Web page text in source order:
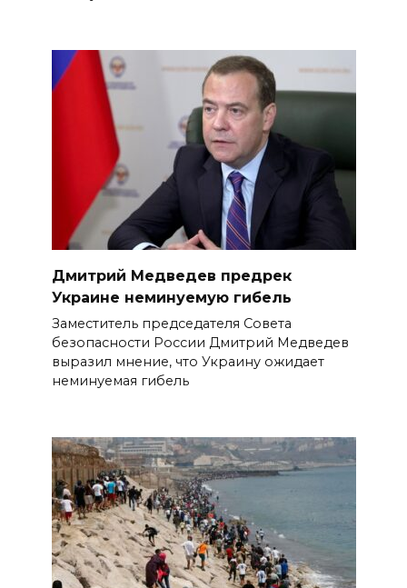
Дмитрий Медведев предрек
Украине неминуемую гибель
Заместитель председателя Совета
безопасности России Дмитрий Медведев
выразил мнение, что Украину ожидает
неминуемая гибель